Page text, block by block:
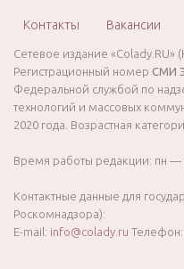
Контакты Вакансии
Сетевое издание «Colady.RU»
Регистрационный номер СМИ
Федеральной службой по
технологий и массовых
2020 года. Возрастная
Время работы редакции: пн —
Контактные данные для
Роскомнадзора):
E-mail: info@colady.ru Телефон: